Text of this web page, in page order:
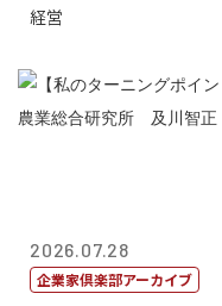
経営
2026.07.28
企業家倶楽部アーカイブ